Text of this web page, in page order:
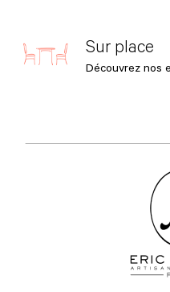
Sur place
Découvrez nos